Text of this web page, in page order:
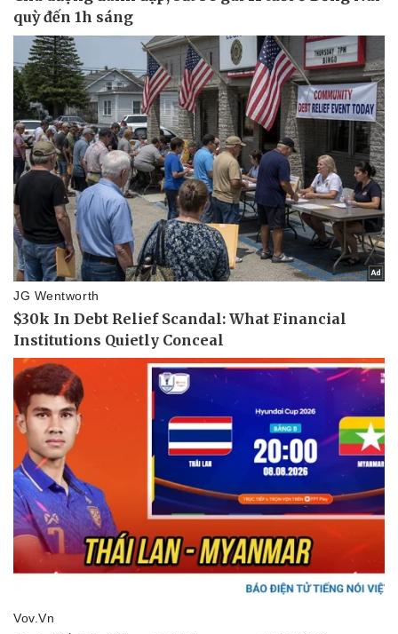
Thể thao
Bóng đá
Lịch thi đấu bóng đá
Thế giới thể thao
eSports
Ô tô - Xe máy
Ô tô
Xe máy
Tư vấn